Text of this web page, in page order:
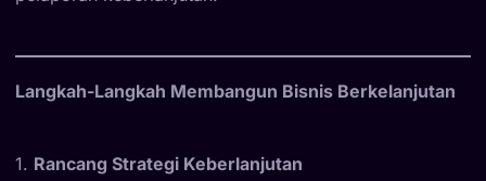
Langkah-Langkah Membangun Bisnis Berkelanjutan
1. Rancang Strategi Keberlanjutan